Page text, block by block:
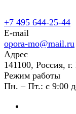
+7 495 644-25-44
E-mail
opora-mo@mail.ru
Адрес
141100, Россия,
Режим работы
Пн. – Пт.: с 9:00